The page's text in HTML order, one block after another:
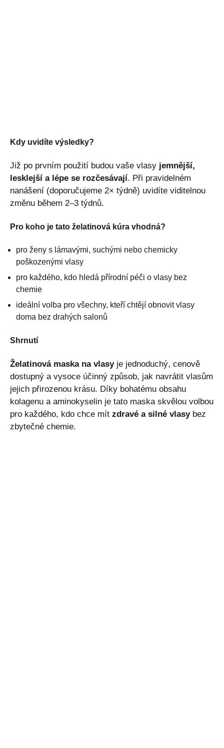
Kdy uvidíte výsledky?
Již po prvním použití budou vaše vlasy jemnější,
lesklejší a lépe se rozčesávají. Při pravidelném
nanášení (doporučujeme 2× týdně) uvidíte viditelnou
změnu během 2–3 týdnů.
Pro koho je tato želatinová kúra vhodná?
pro ženy s lámavými, suchými nebo chemicky
poškozenými vlasy
pro každého, kdo hledá přírodní péči o vlasy bez
chemie
ideální volba pro všechny, kteří chtějí obnovit vlasy
doma bez drahých salonů
Shrnutí
Želatinová maska na vlasyje jednoduchý, cenově
dostupný a vysoce účinný způsob, jak navrátit vlasům
jejich přirozenou krásu. Díky bohatému obsahu
kolagenu a aminokyselin je tato maska skvělou volbou
pro každého, kdo chce mít zdravé a silné vlasybez
zbytečné chemie.